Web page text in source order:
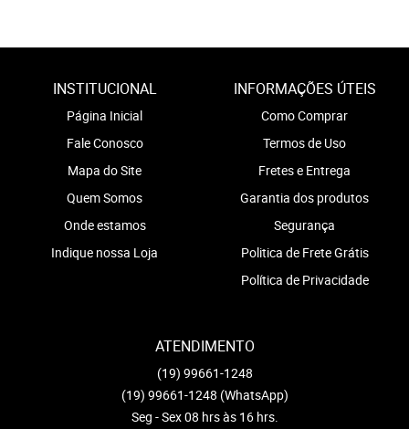
INSTITUCIONAL
Página Inicial
Fale Conosco
Mapa do Site
Quem Somos
Onde estamos
Indique nossa Loja
INFORMAÇÕES ÚTEIS
Como Comprar
Termos de Uso
Fretes e Entrega
Garantia dos produtos
Segurança
Politica de Frete Grátis
Política de Privacidade
ATENDIMENTO
(19) 99661-1248
(19) 99661-1248 (WhatsApp)
Seg - Sex 08 hrs às 16 hrs.